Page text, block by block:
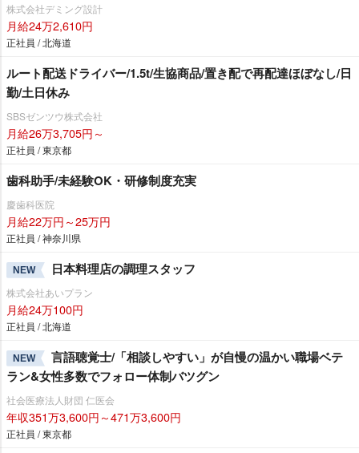
株式会社デミング設計
月給24万2,610円
正社員 / 北海道
ルート配送ドライバー/1.5t/生協商品/置き配で再配達ほぼなし/日
勤/土日休み
SBSゼンツウ株式会社
月給26万3,705円～
正社員 / 東京都
歯科助手/未経験OK・研修制度充実
慶歯科医院
月給22万円～25万円
正社員 / 神奈川県
NEW 日本料理店の調理スタッフ
株式会社あいプラン
月給24万100円
正社員 / 北海道
NEW
言語聴覚士/「相談しやすい」が自慢の温かい職場ベテ
ラン&女性多数でフォロー体制バツグン
社会医療法人財団 仁医会
年収351万3,600円～471万3,600円
正社員 / 東京都